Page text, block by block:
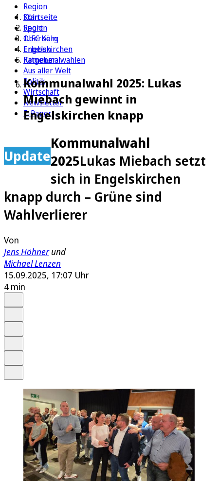
Region
Köln
Sport
1. FC Köln
Erleben
Ratgeber
Aus aller Welt
Politik
Wirtschaft
Newsletter
E-Paper
Startseite
Region
Oberberg
Engelskirchen
Kommunalwahlen
Kommunalwahl 2025: Lukas
Miebach gewinnt in
Engelskirchen knapp
Update
Kommunalwahl
2025Lukas Miebach setzt
sich in Engelskirchen
knapp durch – Grüne sind
Wahlverlierer
Von
Jens Höhnerund
Michael Lenzen
15.09.2025, 17:07 Uhr
4 min